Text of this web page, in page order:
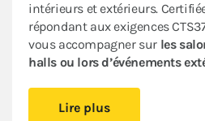
intérieurs et extérieurs.
répondant aux exigences
vous accompagner sur les
halls ou lors d’événements
facilement dans votre véhicule.
Lire plus